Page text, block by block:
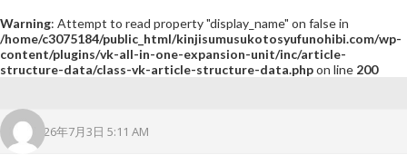
Warning: Attempt to read property "display_name" on false in
/home/c3075184/public_html/kinjisumusukotosyufunohibi.com/wp-
content/plugins/vk-all-in-one-expansion-unit/inc/article-
structure-data/class-vk-article-structure-data.phpon line 200
2026年7月3日 5:11 AM